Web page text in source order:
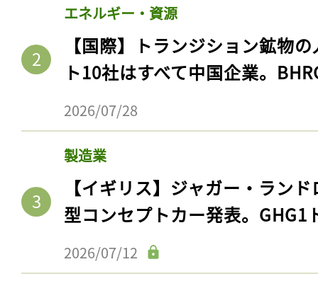
エネルギー・資源
【国際】トランジション鉱物
ト10社はすべて中国企業。
2026/07/28
製造業
【イギリス】ジャガー・ラン
型コンセプトカー発表。GHG1
2026/07/12